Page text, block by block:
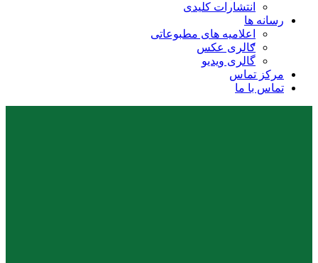
انتشارات کلیدی
رسانه ها
اعلامیه های مطبوعاتی
ګالری عکس
گالری ویدیو
مرکز تماس
تماس با ما